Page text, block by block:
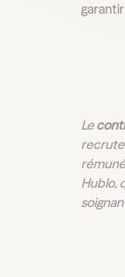
Le
Hublo,